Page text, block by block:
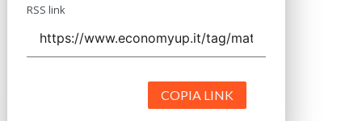
RSS link
COPIA LINK